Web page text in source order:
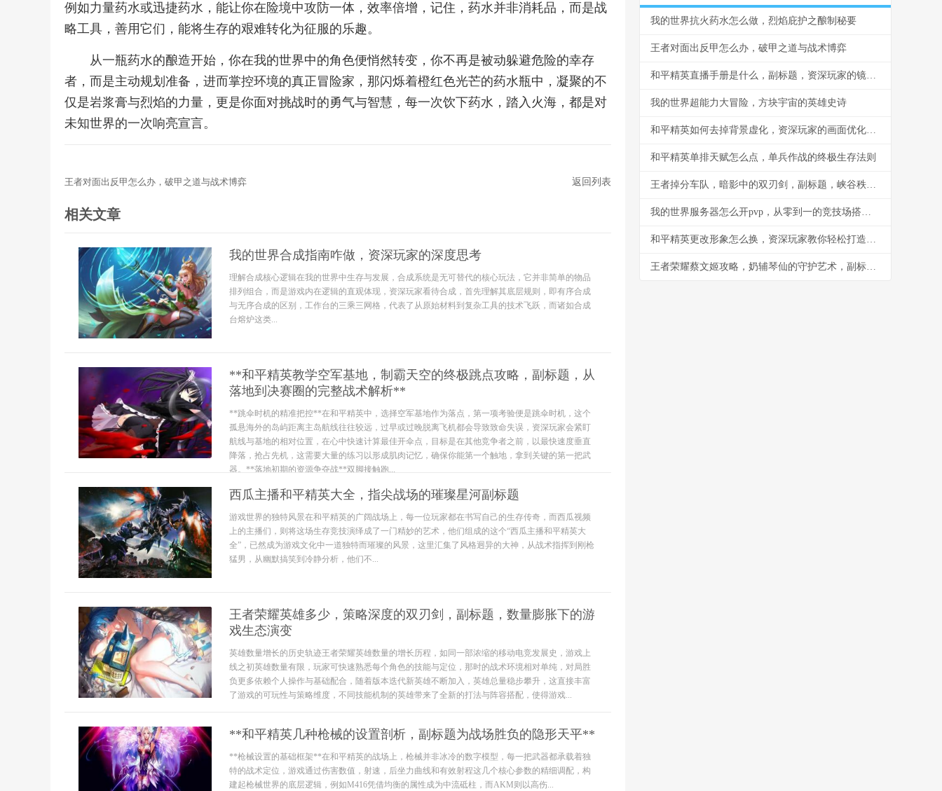
例如力量药水或迅捷药水，能让你在险境中攻防一体，效率倍增，记住，药水并非消耗品，而是战
略工具，善用它们，能将生存的艰难转化为征服的乐趣。
从一瓶药水的酿造开始，你在我的世界中的角色便悄然转变，你不再是被动躲避危险的幸存
者，而是主动规划准备，进而掌控环境的真正冒险家，那闪烁着橙红色光芒的药水瓶中，凝聚的不
仅是岩浆膏与烈焰的力量，更是你面对挑战时的勇气与智慧，每一次饮下药水，踏入火海，都是对
未知世界的一次响亮宣言。
王者对面出反甲怎么办，破甲之道与战术博弈 返回列表
相关文章
我的世界合成指南咋做，资深玩家的深度思考
理解合成核心逻辑在我的世界中生存与发展，合成系统是无可替代的核心玩法，它并非简单的物品
排列组合，而是游戏内在逻辑的直观体现，资深玩家看待合成，首先理解其底层规则，即有序合成
与无序合成的区别，工作台的三乘三网格，代表了从原始材料到复杂工具的技术飞跃，而诸如合成
台熔炉这类...
**和平精英教学空军基地，制霸天空的终极跳点攻略，副标题，从
落地到决赛圈的完整战术解析**
**跳伞时机的精准把控**在和平精英中，选择空军基地作为落点，第一项考验便是跳伞时机，这个
孤悬海外的岛屿距离主岛航线往往较远，过早或过晚脱离飞机都会导致致命失误，资深玩家会紧盯
航线与基地的相对位置，在心中快速计算最佳开伞点，目标是在其他竞争者之前，以最快速度垂直
降落，抢占先机，这需要大量的练习以形成肌肉记忆，确保你能第一个触地，拿到关键的第一把武
器。**落地初期的资源争夺战**双脚接触跑...
西瓜主播和平精英大全，指尖战场的璀璨星河副标题
游戏世界的独特风景在和平精英的广阔战场上，每一位玩家都在书写自己的生存传奇，而西瓜视频
上的主播们，则将这场生存竞技演绎成了一门精妙的艺术，他们组成的这个“西瓜主播和平精英大
全”，已然成为游戏文化中一道独特而璀璨的风景，这里汇集了风格迥异的大神，从战术指挥到刚枪
猛男，从幽默搞笑到冷静分析，他们不...
王者荣耀英雄多少，策略深度的双刃剑，副标题，数量膨胀下的游
戏生态演变
英雄数量增长的历史轨迹王者荣耀英雄数量的增长历程，如同一部浓缩的移动电竞发展史，游戏上
线之初英雄数量有限，玩家可快速熟悉每个角色的技能与定位，那时的战术环境相对单纯，对局胜
负更多依赖个人操作与基础配合，随着版本迭代新英雄不断加入，英雄总量稳步攀升，这直接丰富
了游戏的可玩性与策略维度，不同技能机制的英雄带来了全新的打法与阵容搭配，使得游戏...
**和平精英几种枪械的设置剖析，副标题为战场胜负的隐形天平**
**枪械设置的基础框架**在和平精英的战场上，枪械并非冰冷的数字模型，每一把武器都承载着独
特的战术定位，游戏通过伤害数值，射速，后坐力曲线和有效射程这几个核心参数的精细调配，构
建起枪械世界的底层逻辑，例如M416凭借均衡的属性成为中流砥柱，而AKM则以高伤...
我的世界抗火药水怎么做，烈焰庇护之酿制秘要
王者对面出反甲怎么办，破甲之道与战术博弈
和平精英直播手册是什么，副标题，资深玩家的镜头生存法则
我的世界超能力大冒险，方块宇宙的英雄史诗
和平精英如何去掉背景虚化，资深玩家的画面优化指南，副标题，探寻清晰视界的实战要诀
和平精英单排天赋怎么点，单兵作战的终极生存法则
王者掉分车队，暗影中的双刃剑，副标题，峡谷秩序下的隐秘博弈
我的世界服务器怎么开pvp，从零到一的竞技场搭建指南副标题
和平精英更改形象怎么换，资深玩家教你轻松打造个性角色
王者荣耀蔡文姬攻略，奶辅琴仙的守护艺术，副标题，用音符编织胜利摇篮